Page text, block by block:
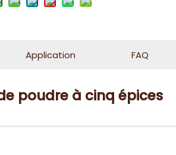
Application FAQ
poudre à cinq épices